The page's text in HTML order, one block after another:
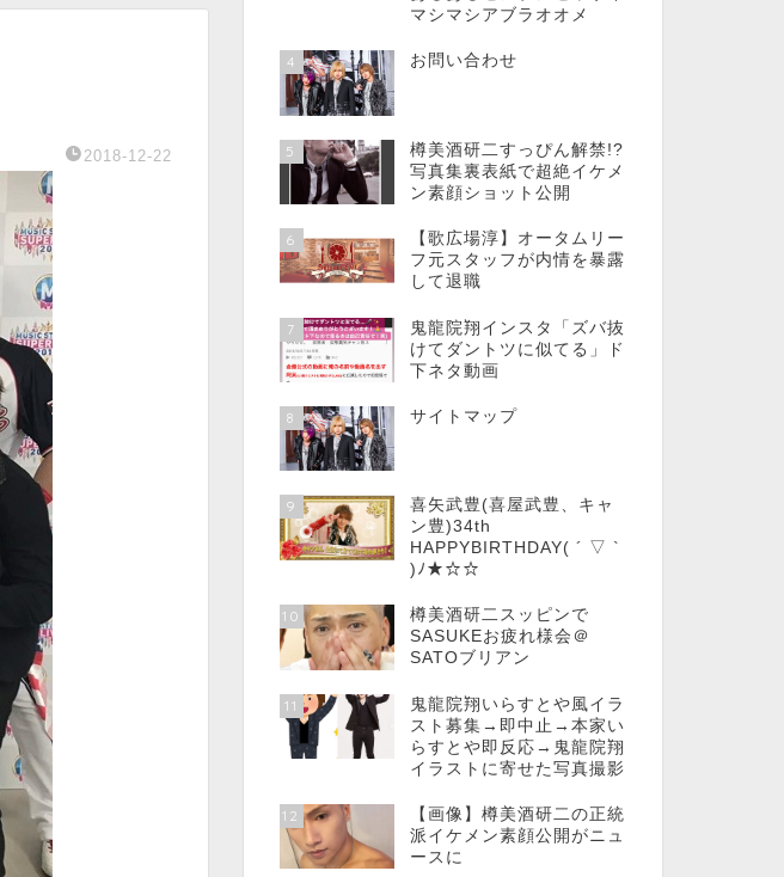
2018-12-22
マシマシアブラオオメ
4 お問い合わせ
5
樽美酒研二すっぴん解禁!?
写真集裏表紙で超絶イケメ
ン素顔ショット公開
6
【歌広場淳】オータムリー
フ元スタッフが内情を暴露
して退職
7
鬼龍院翔インスタ「ズバ抜
けてダントツに似てる」ド
下ネタ動画
8 サイトマップ
9
喜矢武豊(喜屋武豊、キャ
ン豊)34th
HAPPYBIRTHDAY( ´ ▽ `
)ﾉ★☆☆
10
樽美酒研二スッピンで
SASUKEお疲れ様会＠
SATOブリアン
11
鬼龍院翔いらすとや風イラ
スト募集→即中止→本家い
らすとや即反応→鬼龍院翔
イラストに寄せた写真撮影
12
【画像】樽美酒研二の正統
派イケメン素顔公開がニュ
ースに